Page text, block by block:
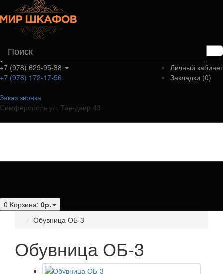
Личный кабинет
Закладки (0)
+7 (978) 629-95-38
+7 (978) 172-17-56
Заказ звонка
Симферополь ул. Тав-даир 43
0 Корзина: 0р.
Обувница ОБ-3
Обувница ОБ-3